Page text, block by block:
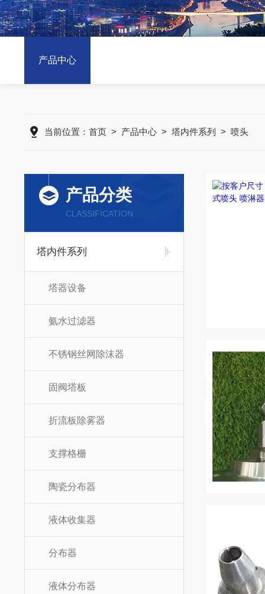
产品中心
当前位置： 首页> 产品中心> 塔内件系列 > 喷头
产品分类
CLASSIFICATION
塔内件系列
塔器设备
氨水过滤器
不锈钢丝网除沫器
固阀塔板
折流板除雾器
支撑格栅
陶瓷分布器
液体收集器
分布器
液体分布器